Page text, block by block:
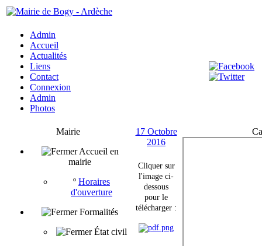
Admin
Accueil
Actualités
Liens
Contact
Connexion
Admin
Photos
Mairie
Accueil en
mairie
º Horaires
d'ouverture
Formalités
État civil
17 Octobre
2016
Cliquer sur
l'image ci-
dessous
pour le
télécharger :